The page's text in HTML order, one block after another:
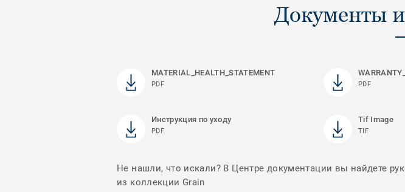
Документы
MATERIAL_HEALTH_STATEMENT
PDF PDF
Инструкция по уходу
PDF
Tif Image
TIF
Не нашли, что искали? В Центре документации вы найдете
из коллекции Grain